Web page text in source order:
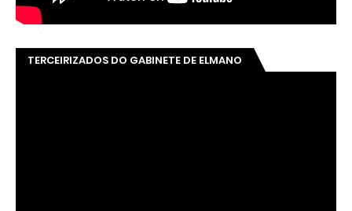
TERCEIRIZADOS DO GABINETE DE ELMANO